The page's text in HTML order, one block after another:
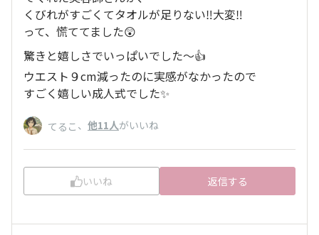
くびれがすごくてタオルが足りない‼️大変‼️
って、慌ててました😲
驚きと嬉しさでいっぱいでした〜👍
ウエスト９cm減ったのに実感がなかったので
すごく嬉しい成人式でした✨
てるこ 、 他11人がいいね
いいね 返信する